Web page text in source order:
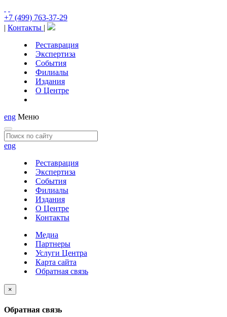
+7 (499) 763-37-29
| Контакты |
Реставрация
Экспертиза
События
Филиалы
Издания
О Центре
eng Меню
eng
Реставрация
Экспертиза
События
Филиалы
Издания
О Центре
Контакты
Медиа
Партнеры
Услуги Центра
Карта сайта
Обратная связь
×
Обратная связь